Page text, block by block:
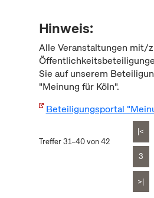
Hinweis:
Alle Veranstaltungen mit/
Sie auf unserem
"Meinung für Köln".
Beteiligungsportal
Treffer 31–40 von 42
|<
3
>|